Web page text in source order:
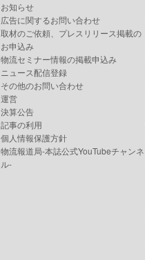
お知らせ
広告に関するお問い合わせ
取材のご依頼、プレスリリース掲載の
お申込み
物流セミナー情報の掲載申込み
ニュース配信登録
その他のお問い合わせ
運営
決算公告
記事の利用
個人情報保護方針
物流報道局-本誌公式YouTubeチャンネ
ル-